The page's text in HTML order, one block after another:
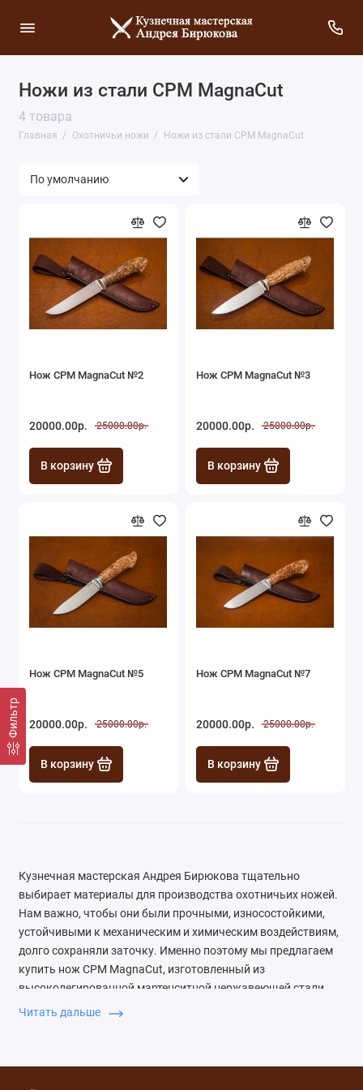
Ножи из стали CPM MagnaCut
4 товара
Главная Охотничьи ножи Ножи из стали CPM MagnaCut
Фильтр
Нож CPM MagnaCut №2
20000.00р. 25000.00р.
В корзину
Нож CPM MagnaCut №3
20000.00р. 25000.00р.
В корзину
Нож CPM MagnaCut №5
20000.00р. 25000.00р.
В корзину
Нож CPM MagnaCut №7
20000.00р. 25000.00р.
В корзину
Кузнечная мастерская Андрея Бирюкова тщательно
выбирает материалы для производства охотничьих ножей.
Нам важно, чтобы они были прочными, износостойкими,
устойчивыми к механическим и химическим воздействиям,
долго сохраняли заточку. Именно поэтому мы предлагаем
купить нож CPM MagnaCut, изготовленный из
высоколегированной мартенситной нержавеющей стали.
Такой клинок прослужит долгие годы, прекрасно
Читать дальше